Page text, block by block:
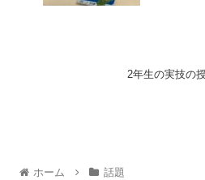
2年生の実技の
ホーム 話題